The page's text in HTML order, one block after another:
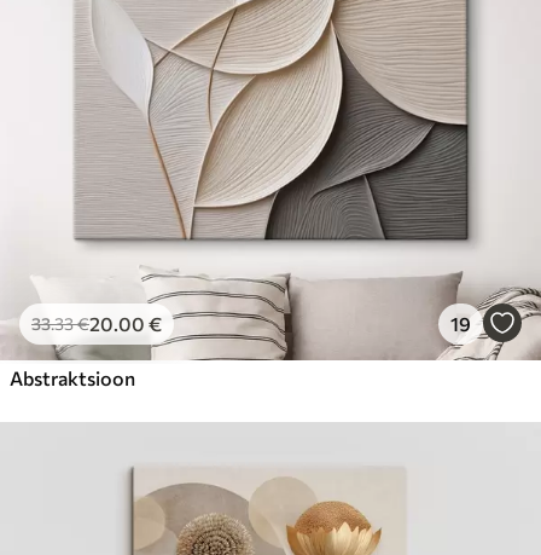
33.33€20.00 € 19
Abstraktsioon